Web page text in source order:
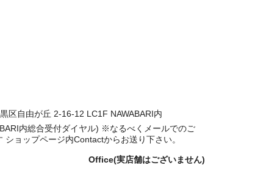
区自由が丘 2-16-12 LC1F NAWABARI内
内総合受付ダイヤル) ※なるべくメールでのご
ショップページ内Contactからお送り下さい。
Office(実店舗はございません)